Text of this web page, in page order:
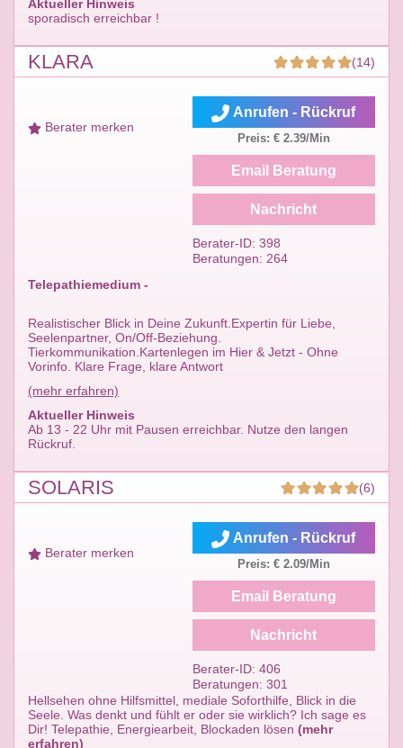
Aktueller Hinweis
sporadisch erreichbar !
KLARA (14)
Berater merken
Telepathiemedium -
Realistischer Blick in Deine Zukunft.Expertin für Liebe,
Seelenpartner, On/Off-Beziehung.
Tierkommunikation.Kartenlegen im Hier & Jetzt - Ohne
Vorinfo. Klare Frage, klare Antwort
(mehr erfahren)
Aktueller Hinweis
Ab 13 - 22 Uhr mit Pausen erreichbar. Nutze den langen
Rückruf.
Anrufen - Rückruf
Preis: € 2.39/Min
Email Beratung
Nachricht
Berater-ID: 398
Beratungen: 264
SOLARIS (6)
Berater merken
Hellsehen ohne Hilfsmittel, mediale Soforthilfe, Blick in die
Seele. Was denkt und fühlt er oder sie wirklich? Ich sage es
Dir! Telepathie, Energiearbeit, Blockaden lösen (mehr
erfahren)
Anrufen - Rückruf
Preis: € 2.09/Min
Email Beratung
Nachricht
Berater-ID: 406
Beratungen: 301